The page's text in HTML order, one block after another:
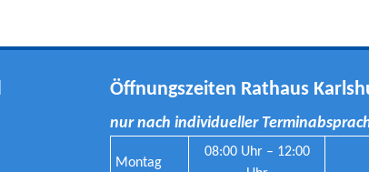
Öffnungszeiten Rathaus
nur nach individueller
Montag
08:00 Uhr – 12:00